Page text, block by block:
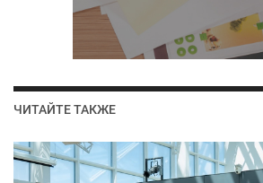
ЧИТАЙТЕ ТАКЖЕ